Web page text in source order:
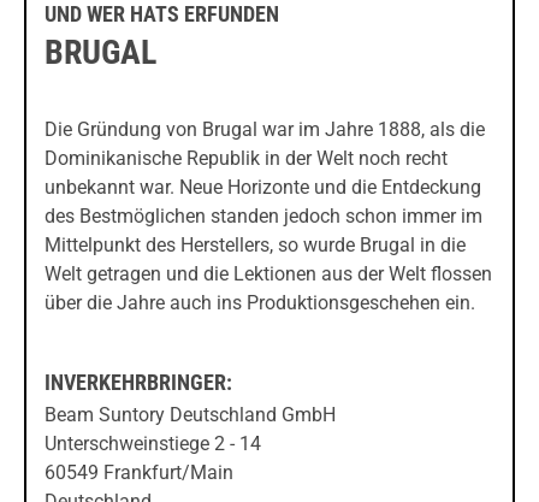
UND WER HATS ERFUNDEN
BRUGAL
Die Gründung von Brugal war im Jahre 1888, als die
Dominikanische Republik in der Welt noch recht
unbekannt war. Neue Horizonte und die Entdeckung
des Bestmöglichen standen jedoch schon immer im
Mittelpunkt des Herstellers, so wurde Brugal in die
Welt getragen und die Lektionen aus der Welt flossen
über die Jahre auch ins Produktionsgeschehen ein.
INVERKEHRBRINGER:
Beam Suntory Deutschland GmbH
Unterschweinstiege 2 - 14
60549 Frankfurt/Main